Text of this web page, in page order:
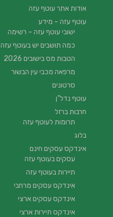
אודות אתר עוטף עזה
עוטף עזה – מידע
ישובי עוטף עזה – רשימה
כמה תושבים יש בעוטף עזה
הטבות מס בישובים 2026
מרפאה מכבי עין הבשור
סרטונים
עוטף נדל”ן
חרבות ברזל
תרומות לעוטף עזה
בלוג
אינדקס עסקים חינם
עסקים בעוטף עזה
תיירות בעוטף עזה
אינדקס עסקים מרחבי
אינדקס עסקים ארצי
אינדקס תיירות ארצי